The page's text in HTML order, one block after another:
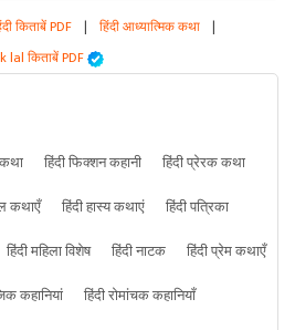
किताबें PDF | हिंदी आध्यात्मिक कथा |
lal किताबें PDF
हिंदी फिक्शन कहानी
हिंदी प्रेरक कथा
कथाएँ हिंदी हास्य कथाएं
हिंदी पत्रिका
हिंदी महिला विशेष हिंदी नाटक
हिंदी प्रेम कथाएँ
कहानियां
हिंदी रोमांचक कहानियाँ